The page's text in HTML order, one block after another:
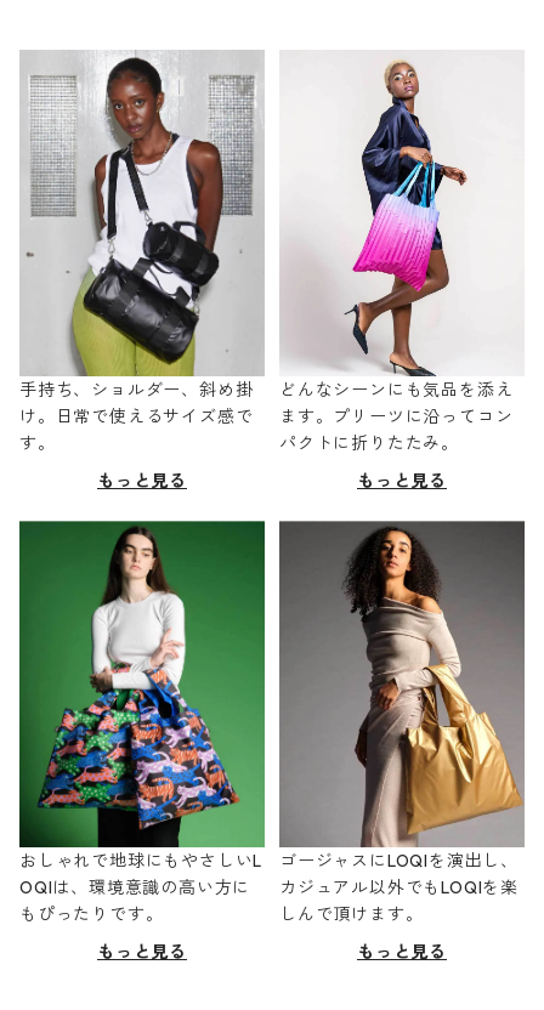
手持ち、ショルダー、斜め掛
け。日常で使えるサイズ感で
す。
もっと見る
どんなシーンにも気品を添え
ます。プリーツに沿ってコン
パクトに折りたたみ。
もっと見る
おしゃれで地球にもやさしいL
OQIは、環境意識の高い方に
もぴったりです。
もっと見る
ゴージャスにLOQIを演出し、
カジュアル以外でもLOQIを楽
しんで頂けます。
もっと見る